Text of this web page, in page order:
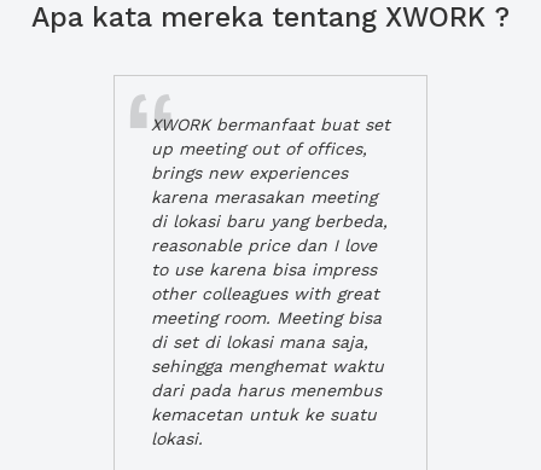
Apa kata mereka tentang XWORK ?
XWORK bermanfaat buat set
up meeting out of offices,
brings new experiences
karena merasakan meeting
di lokasi baru yang berbeda,
reasonable price dan I love
to use karena bisa impress
other colleagues with great
meeting room. Meeting bisa
di set di lokasi mana saja,
sehingga menghemat waktu
dari pada harus menembus
kemacetan untuk ke suatu
lokasi.